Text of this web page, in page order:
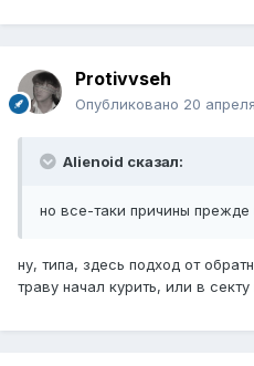
Protivvseh
Опубликовано 20
Alienoid сказал:
но все-таки причины прежде
ну, типа, здесь подход от
траву начал курить, или в